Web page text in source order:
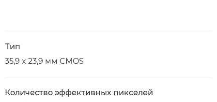
Тип
35,9 x 23,9 мм CMOS
Количество эффективных пикселей